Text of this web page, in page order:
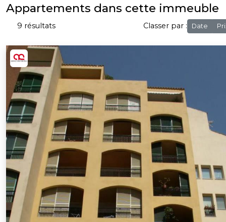
Appartements dans cette immeuble
9 résultats Classer par : Date